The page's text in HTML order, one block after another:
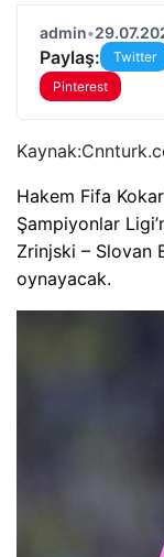
admin•
Paylaş: Twitter
Pinterest
Kaynak:
Hakem Fifa
Şampiyonlar
Zrinjski – Slovan
oynayacak.